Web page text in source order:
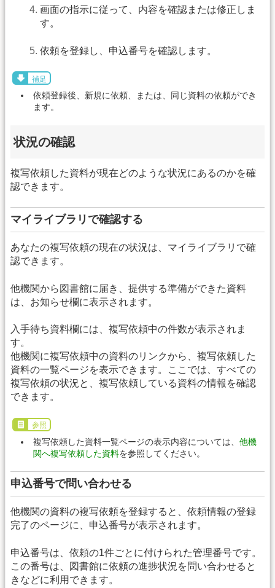
画面の指示に従って、内容を確認または修正しま
す。
依頼を登録し、申込番号を確認します。
補足
依頼登録後、新規に依頼、または、同じ資料の依頼ができ
ます。
状況の確認
複写依頼した資料が現在どのような状況にあるのかを確
認できます。
マイライブラリで確認する
あなたの複写依頼の現在の状況は、マイライブラリで確
認できます。
他機関から図書館に届き、提供する準備ができた資料
は、お知らせ欄に表示されます。
入手待ち資料欄には、複写依頼中の件数が表示されま
す。
他機関に複写依頼中の資料のリンクから、複写依頼した
資料の一覧ページを表示できます。ここでは、すべての
複写依頼の状況と、複写依頼している資料の情報を確認
できます。
参照
複写依頼した資料一覧ページの表示内容については、 他機
関へ複写依頼した資料を参照してください。
申込番号で問い合わせる
他機関の資料の複写依頼を登録すると、依頼情報の登録
完了のページに、申込番号が表示されます。
申込番号は、依頼の1件ごとに付けられた管理番号です。
この番号は、図書館に依頼の進捗状況を問い合わせると
きなどに利用できます。